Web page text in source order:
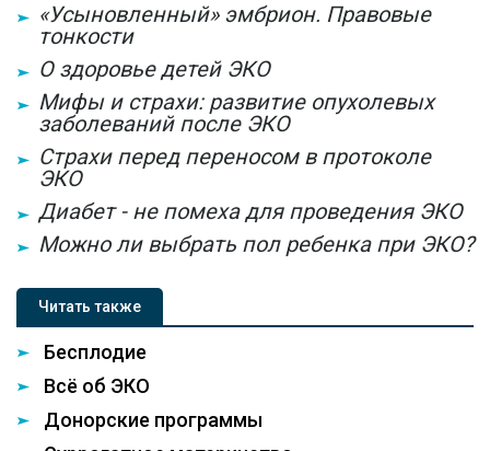
«Усыновленный» эмбрион. Правовые
тонкости
О здоровье детей ЭКО
Мифы и страхи: развитие опухолевых
заболеваний после ЭКО
Страхи перед переносом в протоколе
ЭКО
Диабет - не помеха для проведения ЭКО
Можно ли выбрать пол ребенка при ЭКО?
Читать также
Бесплодие
Всё об ЭКО
Донорские программы